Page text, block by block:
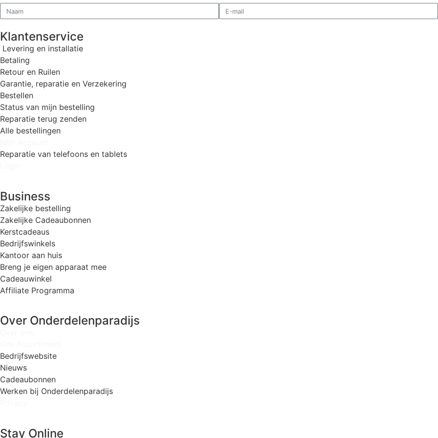
Klantenservice
Levering en installatie
Betaling
Retour en Ruilen
Garantie, reparatie en Verzekering
Bestellen
Status van mijn bestelling
Reparatie terug zenden
Alle bestellingen
Reparatie van telefoons en tablets
Business
Zakelijke bestelling
Zakelijke Cadeaubonnen
Kerstcadeaus
Bedrijfswinkels
Kantoor aan huis
Breng je eigen apparaat mee
Cadeauwinkel
Affiliate Programma
Over Onderdelenparadijs
Bedrijfswebsite
Nieuws
Cadeaubonnen
Werken bij Onderdelenparadijs
Stay Online